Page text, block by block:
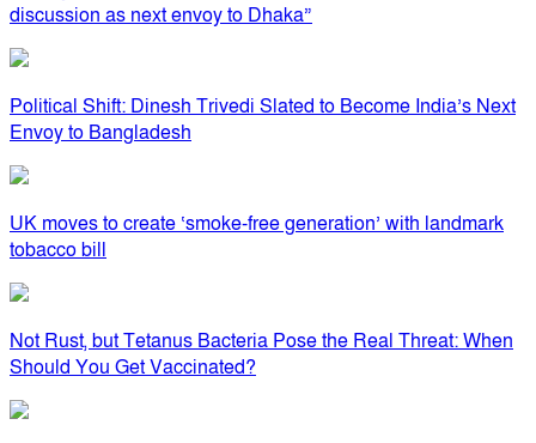
discussion as next envoy to Dhaka”
Political Shift: Dinesh Trivedi Slated to Become India’s Next
Envoy to Bangladesh
UK moves to create ‘smoke-free generation’ with landmark
tobacco bill
Not Rust, but Tetanus Bacteria Pose the Real Threat: When
Should You Get Vaccinated?